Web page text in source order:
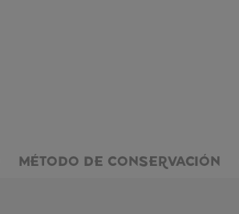
MÉTODO DE CONSERVACIÓN